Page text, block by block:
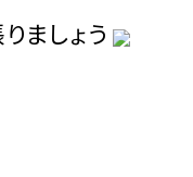
ましょう